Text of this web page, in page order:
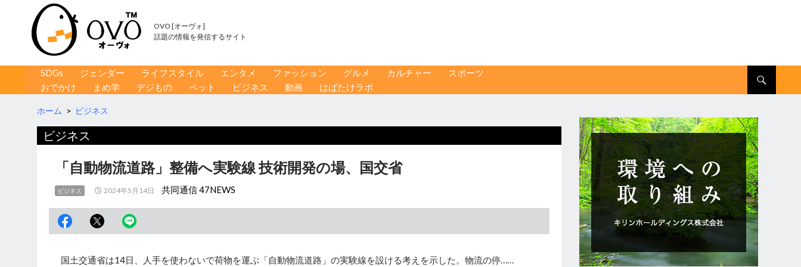
OVO [オーヴォ]
話題の情報を発信するサイト
コンテンツへ移動
SDGs ジェンダー ライフスタイル エンタメ ファッション グルメ カルチャー
スポーツ
おでかけ
まめ学 デジもの ペット ビジネス 動画 はばたけラボ
ホーム > ビジネス
ビジネス
「自動物流道路」整備へ実験線 技術開発の場、国交省
ビジネス 2024年5月14日 共同通信 47NEWS
国土交通省は14日、人手を使わないで荷物を運ぶ「自動物流道路」の実験線を設ける考えを示した。物流の停……